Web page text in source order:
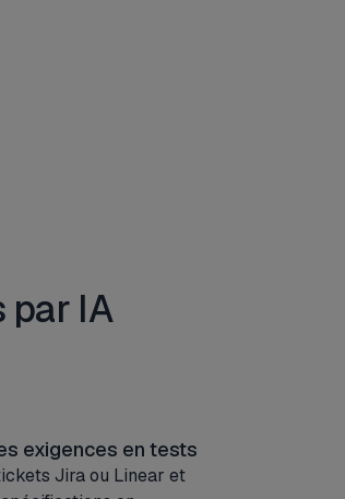
par IA
exigences en tests
Jira ou Linear et